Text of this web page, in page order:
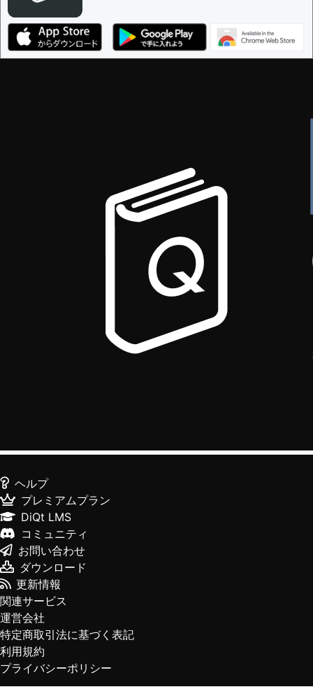
ヘルプ
プレミアムプラン
DiQt LMS
コミュニティ
お問い合わせ
ダウンロード
更新情報
関連サービス
運営会社
特定商取引法に基づく表記
利用規約
プライバシーポリシー